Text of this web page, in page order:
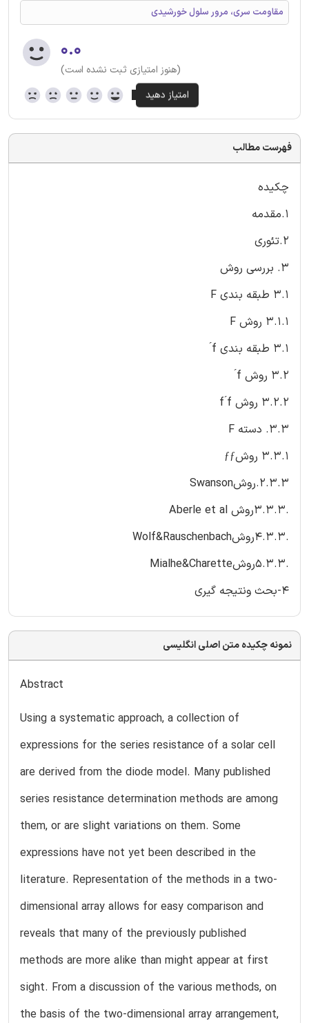
مقاومت سری، مرور سلول خورشیدی
۰.۰
(هنوز امتیازی ثبت نشده است)
فهرست مطالب
چکیده
1.مقدمه
2.تئوری
3. بررسی روش
3.1 طبقه بندی F
3.1.1 روش F
3.1 طبقه بندی f ́
3.2 روش f ́
3.2.2 روش f ́f
3.3. دسته F
3.3.1 روشƒƒ
2.3.3.روشSwanson
.3.3.3روش Aberle et al
.4.3.3روشWolf&Rauschenbach
.5.3.3روشMialhe&Charette
4-بحث ونتیجه گیری
نمونه چکیده متن اصلی انگلیسی
Abstract
Using a systematic approach, a collection of
expressions for the series resistance of a solar cell
are derived from the diode model. Many published
series resistance determination methods are among
them, or are slight variations on them. Some
expressions have not yet been described in the
literature. Representation of the methods in a two-
dimensional array allows for easy comparison and
reveals that many of the previously published
methods are more alike than might appear at first
sight. From a discussion of the various methods, on
the basis of the two-dimensional array arrangement,